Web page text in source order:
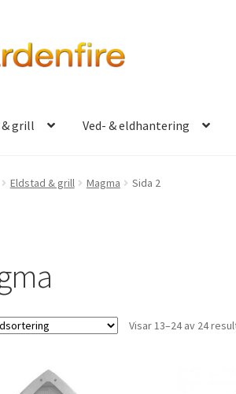
& grill Ved- & eldhantering
Eldstad & grill Magma Sida 2
Visar 13–24 av 24